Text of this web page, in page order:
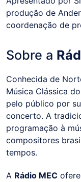
produção de
coordenação de
Sobre a
Conhecida de
Música Clássica
pelo público por
concerto. A
programação à
compositores
tempos.
A Rádio MEC